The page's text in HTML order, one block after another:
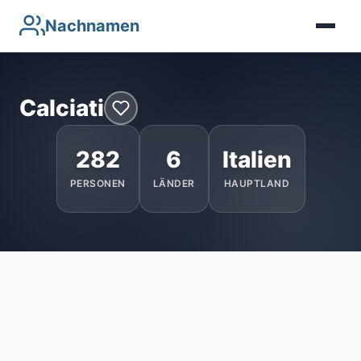
Nachnamen
Calciati
282
PERSONEN
6
LÄNDER
Italien
HAUPTLAND